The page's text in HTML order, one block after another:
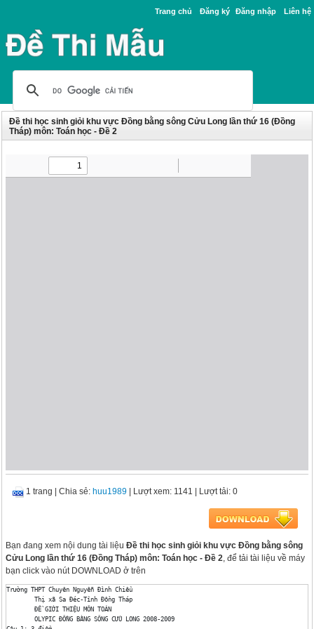
Trang chủ Đăng ký Đăng nhập Liên hệ
Đề thi học sinh giỏi khu vực Đồng bằng sông Cửu Long lần thứ 16 (Đồng
Tháp) môn: Toán học - Đề 2
1 trang |Chia sẻ: huu1989 | Lượt xem: 1141 | Lượt tải: 0
Bạn đang xem nội dung tài liệuĐề thi học sinh giỏi khu vực Đồng bằng sông
Cửu Long lần thứ 16 (Đồng Tháp) môn: Toán học - Đề 2, để tải tài liệu về máy
bạn click vào nút DOWNLOAD ở trên
Trường THPT Chuyên Nguyễn Đình Chiểu
	Thị xã Sa Đéc-Tỉnh Đồng Tháp
	ĐỀ GIỚI THIỆU MÔN TOÁN
	OLYPIC ĐỒNG BẰNG SÔNG CỬU LONG 2008-2009